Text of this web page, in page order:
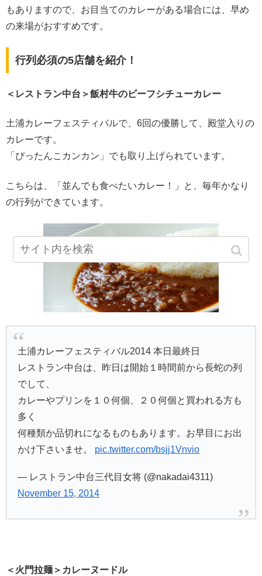
もありますので、お目当てのカレーがある場合には、早め
の来場がおすすめです。
行列必須の5店舗を紹介！
＜レストラン中台＞飯村牛のビーフシチューカレー
土浦カレーフェスティバルで、6回の優勝して、殿堂入りの
カレーです。
「ぴったんこカンカン」でも取り上げられています。
こちらは、「並んでも食べたいカレー！」と、毎年かなり
の行列ができています。
土浦カレーフェスティバル2014 本日最終日
レストラン中台は、昨日は開始１時間前から長蛇の列
でして、
カレーやプリンを１０何個、２０何個と買われる方も
多く
何種類か品切れになるものもあります。お早目にお出
かけ下さいませ。 pic.twitter.com/bsjj1Vnvio
— レストラン中台三代目女将 (@nakadai4311)
November 15, 2014
＜火門拉麺＞カレーヌードル